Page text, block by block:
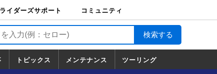
ライダーズサポート
イダーズサポート
イク輸送
イクガレージライ
イク車両保険
ードサービス
イク試乗
コミュニティ
トピックス メンテナンス ツーリング